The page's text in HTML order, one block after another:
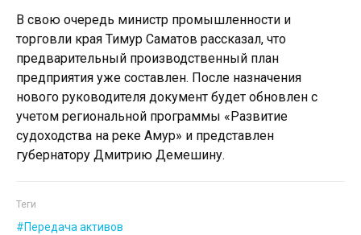
В свою очередь министр промышленности и
торговли края Тимур Саматов рассказал, что
предварительный производственный план
предприятия уже составлен. После назначения
нового руководителя документ будет обновлен с
учетом региональной программы «Развитие
судоходства на реке Амур» и представлен
губернатору Дмитрию Демешину.
Теги
Передача активов